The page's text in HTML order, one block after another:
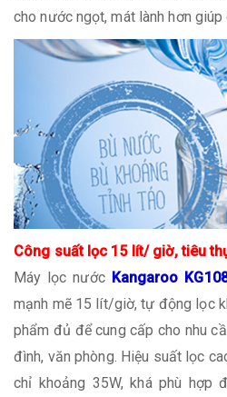
cho nước ngọt, mát lành hơn giúp
Công suất lọc 15 lít/ giờ, tiêu
Máy lọc nước Kangaroo
mạnh mẽ 15 lít/giờ, tự động lọc
phẩm đủ để cung cấp cho nhu
đình, văn phòng. Hiệu suất lọc
chỉ khoảng 35W, khá phù hợp